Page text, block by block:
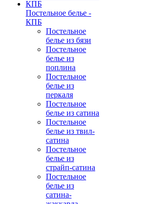
Постельное белье -
КПБ
Постельное
белье из бязи
Постельное
белье из
поплина
Постельное
белье из
перкаля
Постельное
белье из сатина
Постельное
белье из твил-
сатина
Постельное
белье из
страйп-сатина
Постельное
белье из
сатина-